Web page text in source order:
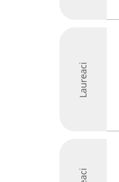
Laureaci